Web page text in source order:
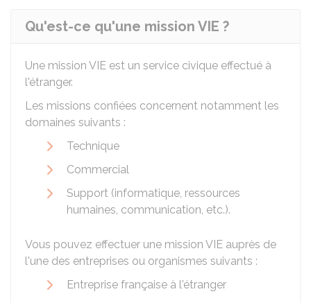
Qu'est-ce qu'une mission VIE ?
Une mission VIE est un service civique effectué à
l'étranger.
Les missions confiées concernent notamment les
domaines suivants :
Technique
Commercial
Support (informatique, ressources
humaines, communication, etc.).
Vous pouvez effectuer une mission VIE auprès de
l'une des entreprises ou organismes suivants :
Entreprise française à l'étranger